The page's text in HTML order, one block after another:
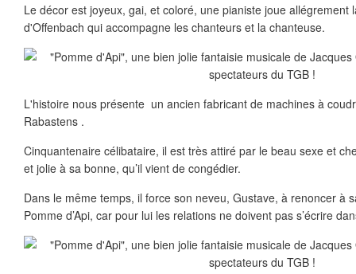
Le décor est joyeux, gai, et coloré, une pianiste joue allégrement
d'Offenbach qui accompagne les chanteurs et la chanteuse.
L'histoire nous présente un ancien fabricant de machines à
Rabastens .
Cinquantenaire célibataire, il est très attiré par le beau sexe et
et jolie à sa bonne, qu’il vient de congédier.
Dans le même temps, il force son neveu, Gustave, à renoncer à
Pomme d’Api, car pour lui les relations ne doivent pas s’écrire